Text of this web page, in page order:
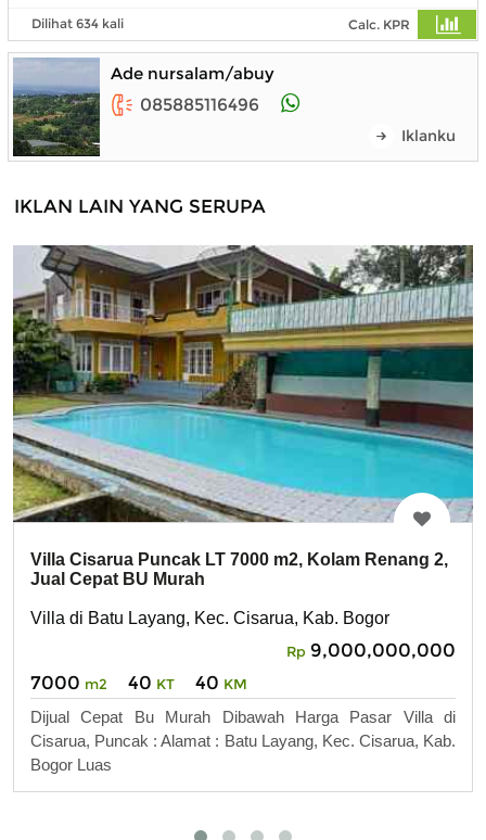
Dilihat 634 kali Calc. KPR
Ade nursalam/abuy
085885116496
Iklanku
IKLAN LAIN YANG SERUPA
Villa Cisarua Puncak LT 7000 m2, Kolam Renang 2,
Jual Cepat BU Murah
Villa di Batu Layang, Kec. Cisarua, Kab. Bogor
Rp 9,000,000,000
7000 m2 40 KT 40 KM
Dijual Cepat Bu Murah Dibawah Harga Pasar Villa di
Cisarua, Puncak : Alamat : Batu Layang, Kec. Cisarua, Kab.
Bogor Luas